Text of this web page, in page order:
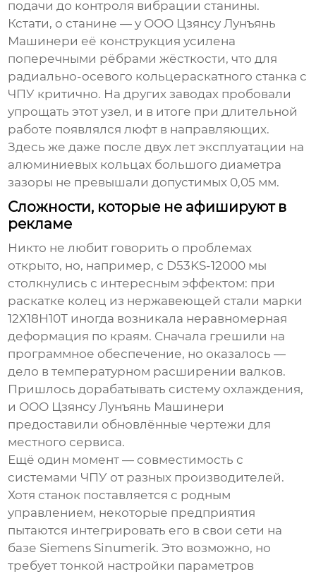
подачи до контроля вибрации станины.
Кстати, о станине — у ООО Цзянсу Лунъянь
Машинери её конструкция усилена
поперечными рёбрами жёсткости, что для
радиально-осевого кольцераскатного станка с
ЧПУ критично. На других заводах пробовали
упрощать этот узел, и в итоге при длительной
работе появлялся люфт в направляющих.
Здесь же даже после двух лет эксплуатации на
алюминиевых кольцах большого диаметра
зазоры не превышали допустимых 0,05 мм.
Сложности, которые не афишируют в
рекламе
Никто не любит говорить о проблемах
открыто, но, например, с D53KS-12000 мы
столкнулись с интересным эффектом: при
раскатке колец из нержавеющей стали марки
12Х18Н10Т иногда возникала неравномерная
деформация по краям. Сначала грешили на
программное обеспечение, но оказалось —
дело в температурном расширении валков.
Пришлось дорабатывать систему охлаждения,
и ООО Цзянсу Лунъянь Машинери
предоставили обновлённые чертежи для
местного сервиса.
Ещё один момент — совместимость с
системами ЧПУ от разных производителей.
Хотя станок поставляется с родным
управлением, некоторые предприятия
пытаются интегрировать его в свои сети на
базе Siemens Sinumerik. Это возможно, но
требует тонкой настройки параметров